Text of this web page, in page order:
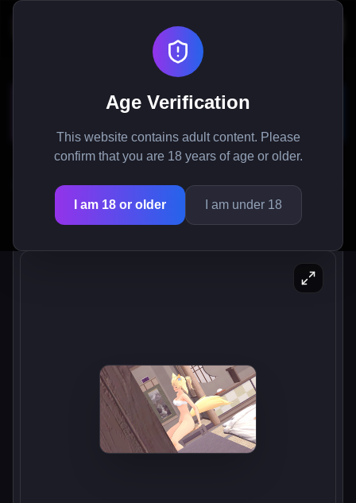
Age Verification
This website contains adult content. Please
confirm that you are 18 years of age or older.
I am 18 or older I am under 18
WorldTamer - Canavar Kızlar
Macera Oyunu
WorldTamer'de Canavar Kızlar'ın büyüleyici
dünyasını keşfedin: Gizemleri ortaya çıkarın, ilişkiler
kurun ve sonsuz eğlenceye dalın.